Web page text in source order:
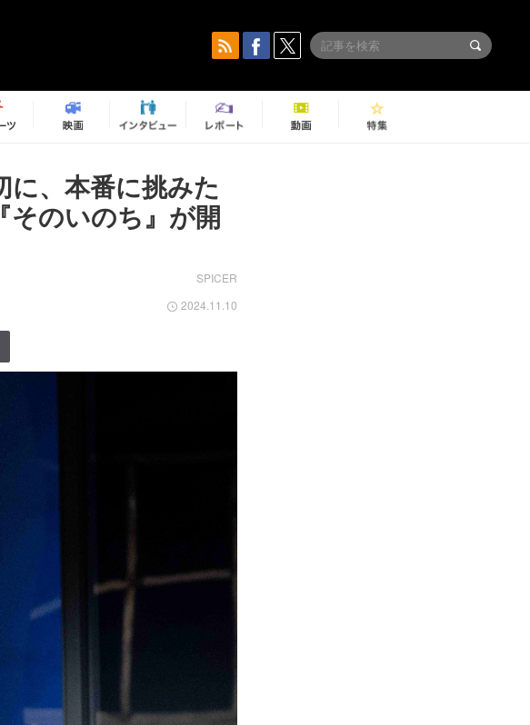
に、本番に挑みた
そのいのち』が開
SPICER
2024.11.10